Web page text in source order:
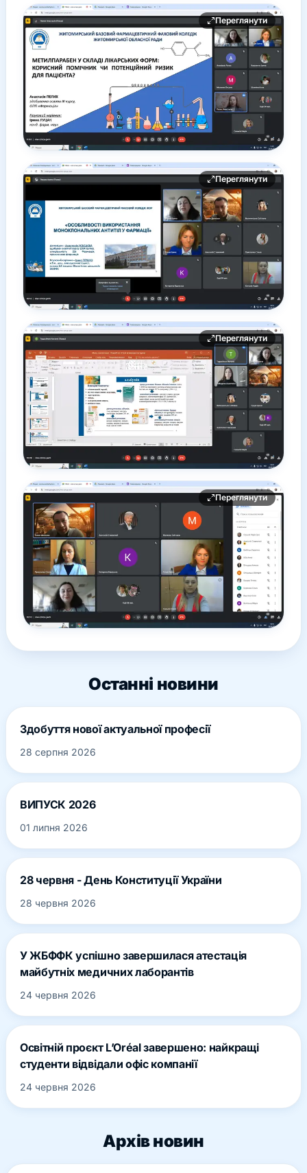
Переглянути
Переглянути
Переглянути
Переглянути
Останні новини
Здобуття нової актуальної професії
28 серпня 2026
ВИПУСК 2026
01 липня 2026
28 червня - День Конституції України
28 червня 2026
У ЖБФФК успішно завершилася атестація
майбутніх медичних лаборантів
24 червня 2026
Освітній проєкт L’Oréal завершено: найкращі
студенти відвідали офіс компанії
24 червня 2026
Архів новин